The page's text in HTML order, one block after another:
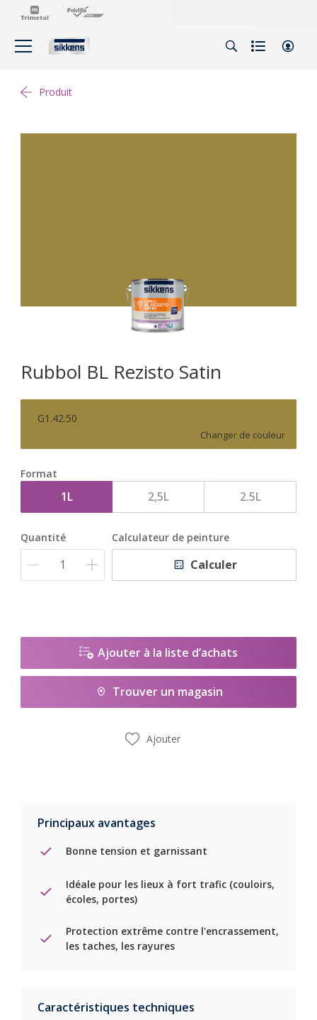
Produit
Rubbol BL Rezisto Satin
G1.42.50
Changer de couleur
Format
1L 2,5L 2.5L
Quantité Calculateur de peinture
Calculer
Ajouter à la liste d’achats
Trouver un magasin
Ajouter
Principaux avantages
Bonne tension et garnissant
Idéale pour les lieux à fort trafic (couloirs,
écoles, portes)
Protection extrême contre l'encrassement,
les taches, les rayures
Caractéristiques techniques